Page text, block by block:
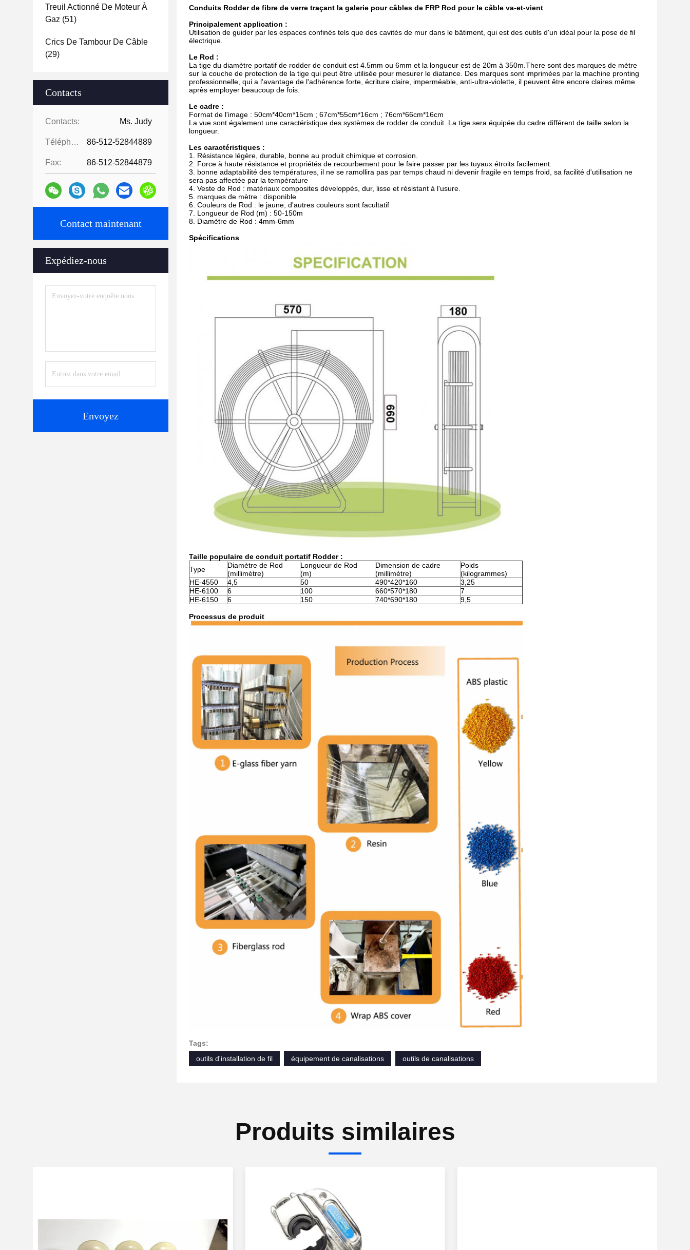
Treuil Actionné De Moteur À
Gaz (51)
Crics De Tambour De Câble
(29)
Contacts
Contacts: Ms. Judy
Téléphone: 86-512-52844889
Fax: 86-512-52844879
Contact maintenant
Expédiez-nous
Envoyez
Conduits Rodder de fibre de verre traçant la galerie pour câbles de FRP Rod pour le câble va-et-vient
Principalement application :
Utilisation de guider par les espaces confinés tels que des cavités de mur dans le bâtiment, qui est des outils d'un idéal pour la pose de fil
électrique.
Le Rod :
La tige du diamètre portatif de rodder de conduit est 4.5mm ou 6mm et la longueur est de 20m à 350m.There sont des marques de mètre
sur la couche de protection de la tige qui peut être utilisée pour mesurer le diatance. Des marques sont imprimées par la machine pronting
professionnelle, qui a l'avantage de l'adhérence forte, écriture claire, imperméable, anti-ultra-violette, il peuvent être encore claires même
après employer beaucoup de fois.
Le cadre :
Format de l'image : 50cm*40cm*15cm ; 67cm*55cm*16cm ; 76cm*66cm*16cm
La vue sont également une caractéristique des systèmes de rodder de conduit. La tige sera équipée du cadre différent de taille selon la
longueur.
Les caractéristiques :
1. Résistance légère, durable, bonne au produit chimique et corrosion.
2. Force à haute résistance et propriétés de recourbement pour le faire passer par les tuyaux étroits facilement.
3. bonne adaptabilité des températures, il ne se ramollira pas par temps chaud ni devenir fragile en temps froid, sa facilité d'utilisation ne
sera pas affectée par la température
4. Veste de Rod : matériaux composites développés, dur, lisse et résistant à l'usure.
5. marques de mètre : disponible
6. Couleurs de Rod : le jaune, d'autres couleurs sont facultatif
7. Longueur de Rod (m) : 50-150m
8. Diamètre de Rod : 4mm-6mm
Spécifications
Taille populaire de conduit portatif Rodder :
Type
Diamètre de Rod
(millimètre)
Longueur de Rod
(m)
Dimension de cadre
(millimètre)
Poids
(kilogrammes)
HE-4550
4,5 50 490*420*160
3,25
HE-6100
6 100 660*570*180
7
HE-6150
6 150 740*690*180 9,5
Processus de produit
Tags:
outils d'installation de fil
équipement de canalisations outils de canalisations
Produits similaires